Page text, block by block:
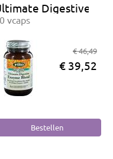
Digestive
vcaps
€ 46,49
€ 39,52